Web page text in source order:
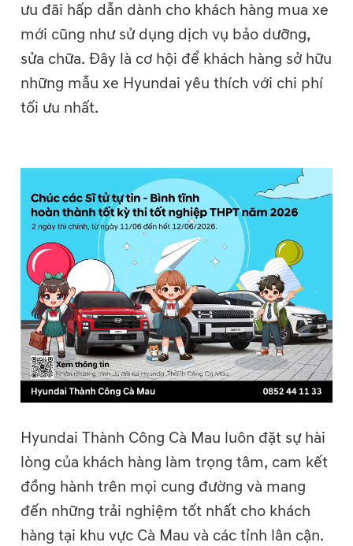
ưu đãi hấp dẫn dành cho khách hàng mua xe
mới cũng như sử dụng dịch vụ bảo dưỡng,
sửa chữa. Đây là cơ hội để khách hàng sở hữu
những mẫu xe Hyundai yêu thích với chi phí
tối ưu nhất.
Hyundai Thành Công Cà Mau luôn đặt sự hài
lòng của khách hàng làm trọng tâm, cam kết
đồng hành trên mọi cung đường và mang
đến những trải nghiệm tốt nhất cho khách
hàng tại khu vực Cà Mau và các tỉnh lân cận.